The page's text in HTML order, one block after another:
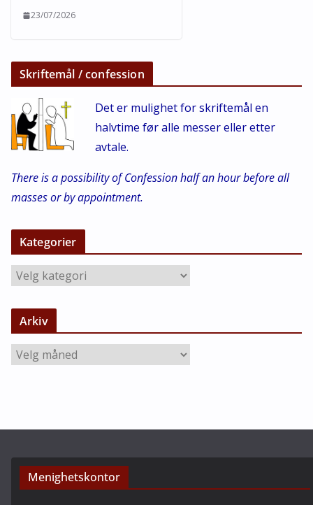
23/07/2026
Skriftemål / confession
Det er mulighet for skriftemål en
halvtime før alle messer eller etter
avtale.
There is a possibility of Confession half an hour before all
masses or by appointment.
Kategorier
K
t
g
r
Arkiv
A
Menighetskontor